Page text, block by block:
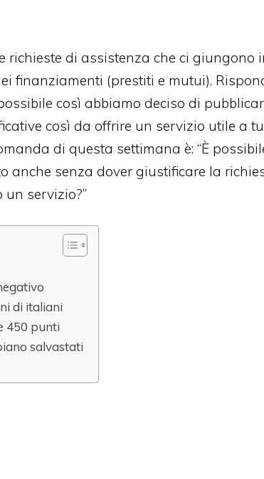
richieste di assistenza che ci giungono
finanziamenti (prestiti e mutui).
così abbiamo deciso di
così da offrire un servizio utile a
di questa settimana è: “È
anche senza dover giustificare la
servizio?”
di italiani
450 punti
salvastati